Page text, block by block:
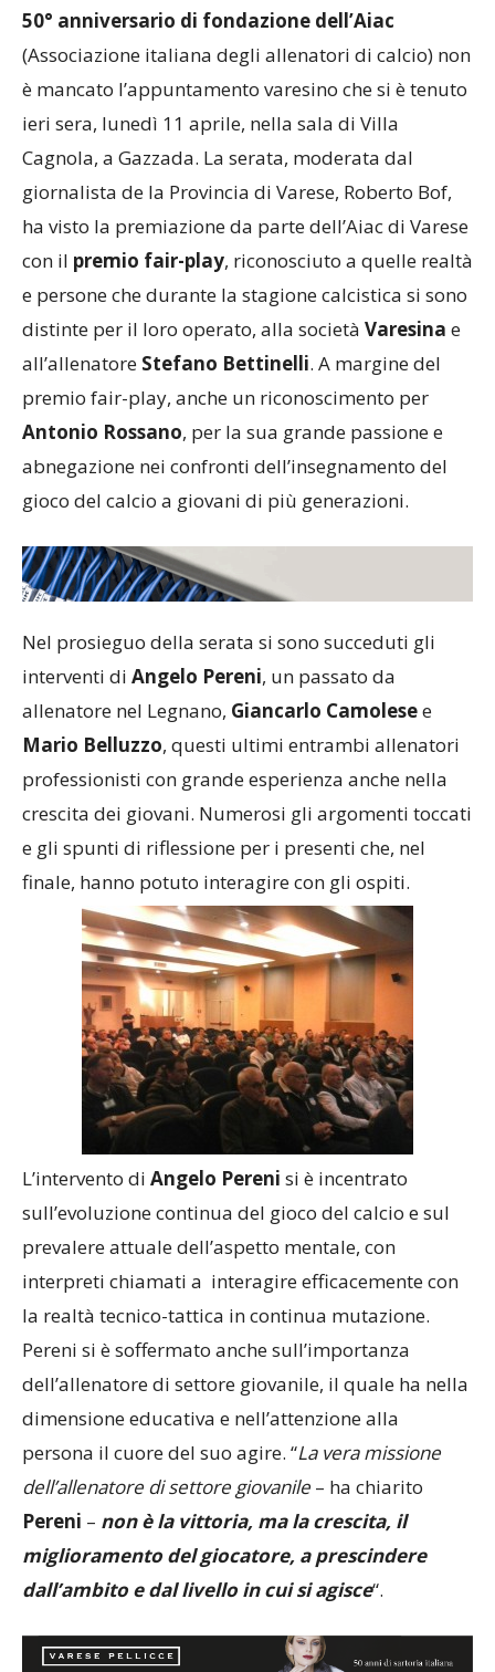
50° anniversario di fondazione dell’Aiac
(Associazione italiana degli allenatori di calcio) non
è mancato l’appuntamento varesino che si è tenuto
ieri sera, lunedì 11 aprile, nella sala di Villa
Cagnola, a Gazzada. La serata, moderata dal
giornalista de la Provincia di Varese, Roberto Bof,
ha visto la premiazione da parte dell’Aiac di Varese
con il premio fair-play, riconosciuto a quelle realtà
e persone che durante la stagione calcistica si sono
distinte per il loro operato, alla società Varesina e
all’allenatore Stefano Bettinelli. A margine del
premio fair-play, anche un riconoscimento per
Antonio Rossano, per la sua grande passione e
abnegazione nei confronti dell’insegnamento del
gioco del calcio a giovani di più generazioni.
Nel prosieguo della serata si sono succeduti gli
Angelo Pereni
, un passato da
allenatore nel Legnano,
crescita dei giovani. Numerosi gli argomenti toccati
e gli spunti di riflessione per i presenti che, nel
finale, hanno potuto interagire con gli ospiti.
prevalere attuale dell’aspetto mentale, con
la realtà tecnico-tattica in continua mutazione.
dimensione educativa e nell’attenzione alla
persona il cuore del suo agire. “La vera missione
dell’allenatore di settore giovanile
– ha chiarito
Pereni
non è la vittoria, ma la crescita, il
miglioramento del giocatore, a prescindere